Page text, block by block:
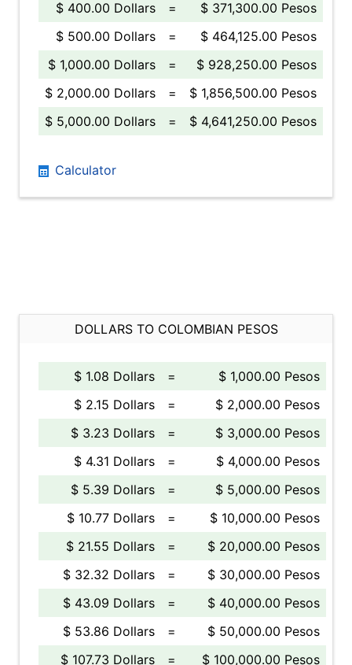
$ 400.00 Dollars
=
$ 371,300.00 Pesos
$ 500.00 Dollars
=
$ 464,125.00 Pesos
$ 1,000.00 Dollars
=
$ 928,250.00 Pesos
$ 2,000.00 Dollars
=
$ 1,856,500.00 Pesos
$ 5,000.00 Dollars
= $ 4,641,250.00 Pesos
Calculator
DOLLARS TO COLOMBIAN PESOS
$ 1.08 Dollars =
$ 1,000.00 Pesos
$ 2.15 Dollars
=
$ 2,000.00 Pesos
$ 3.23 Dollars
=
$ 3,000.00 Pesos
$ 4.31 Dollars
=
$ 4,000.00 Pesos
$ 5.39 Dollars
=
$ 5,000.00 Pesos
$ 10.77 Dollars
=
$ 10,000.00 Pesos
$ 21.55 Dollars
=
$ 20,000.00 Pesos
$ 32.32 Dollars
=
$ 30,000.00 Pesos
$ 43.09 Dollars
=
$ 40,000.00 Pesos
$ 53.86 Dollars
=
$ 50,000.00 Pesos
$ 107.73 Dollars
= $ 100,000.00 Pesos